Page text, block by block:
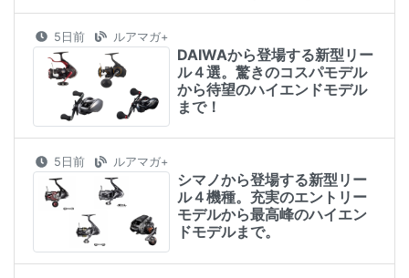
5日前 ルアマガ+
DAIWAから登場する新型リー
ル４選。驚きのコスパモデル
から待望のハイエンドモデル
まで！
5日前 ルアマガ+
シマノから登場する新型リー
ル４機種。充実のエントリー
モデルから最高峰のハイエン
ドモデルまで。